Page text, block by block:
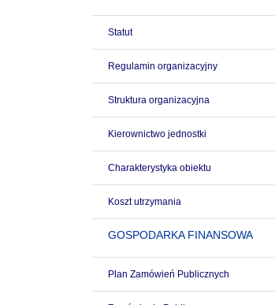
Statut
Regulamin organizacyjny
Struktura organizacyjna
Kierownictwo jednostki
Charakterystyka obiektu
Koszt utrzymania
GOSPODARKA FINANSOWA
Plan Zamówień Publicznych